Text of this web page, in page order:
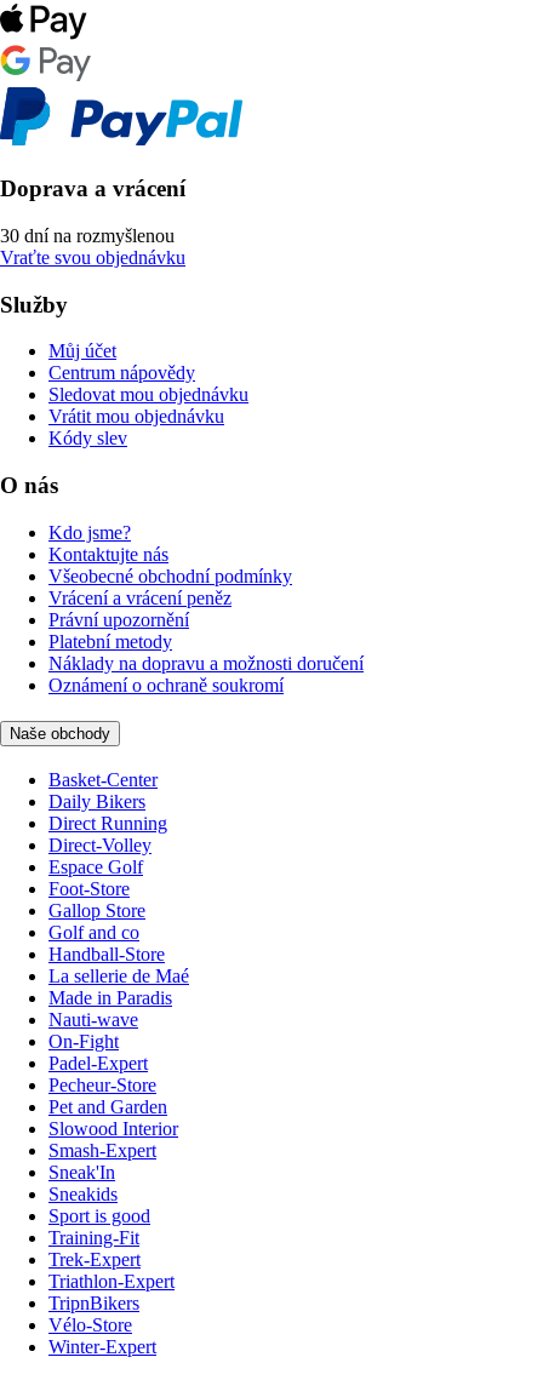
Doprava a vrácení
30 dní na rozmyšlenou
Vraťte svou objednávku
Služby
Můj účet
Centrum nápovědy
Sledovat mou objednávku
Vrátit mou objednávku
Kódy slev
O nás
Kdo jsme?
Kontaktujte nás
Všeobecné obchodní podmínky
Vrácení a vrácení peněz
Právní upozornění
Platební metody
Náklady na dopravu a možnosti doručení
Oznámení o ochraně soukromí
Naše obchody
Basket-Center
Daily Bikers
Direct Running
Direct-Volley
Espace Golf
Foot-Store
Gallop Store
Golf and co
Handball-Store
La sellerie de Maé
Made in Paradis
Nauti-wave
On-Fight
Padel-Expert
Pecheur-Store
Pet and Garden
Slowood Interior
Smash-Expert
Sneak'In
Sneakids
Sport is good
Training-Fit
Trek-Expert
Triathlon-Expert
TripnBikers
Vélo-Store
Winter-Expert